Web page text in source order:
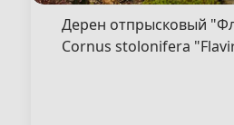
Дерен отпрысковый
Cornus stolonifera